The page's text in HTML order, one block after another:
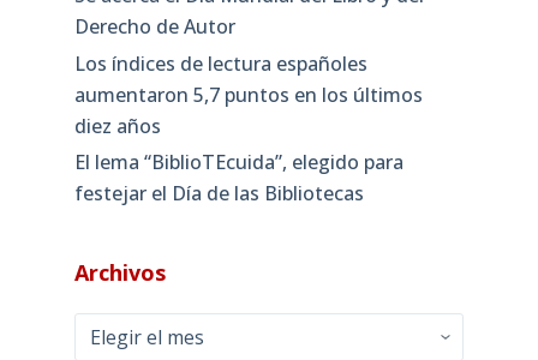
Derecho de Autor
Los índices de lectura españoles
aumentaron 5,7 puntos en los últimos
diez años
El lema “BiblioTEcuida”, elegido para
festejar el Día de las Bibliotecas
Archivos
Archivos